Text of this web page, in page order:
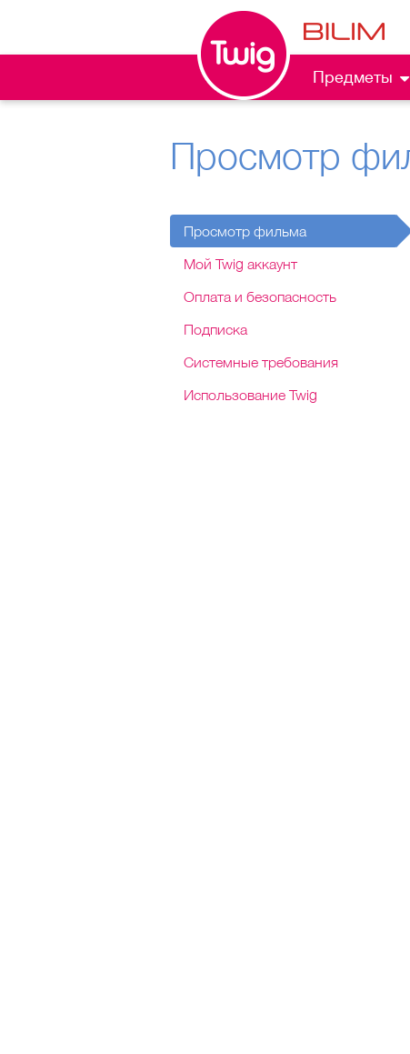
Предметы
Просмотр
Просмотр фильма
Мой Twig аккаунт
Оплата и безопасность
Подписка
Системные требования
Использование Twig